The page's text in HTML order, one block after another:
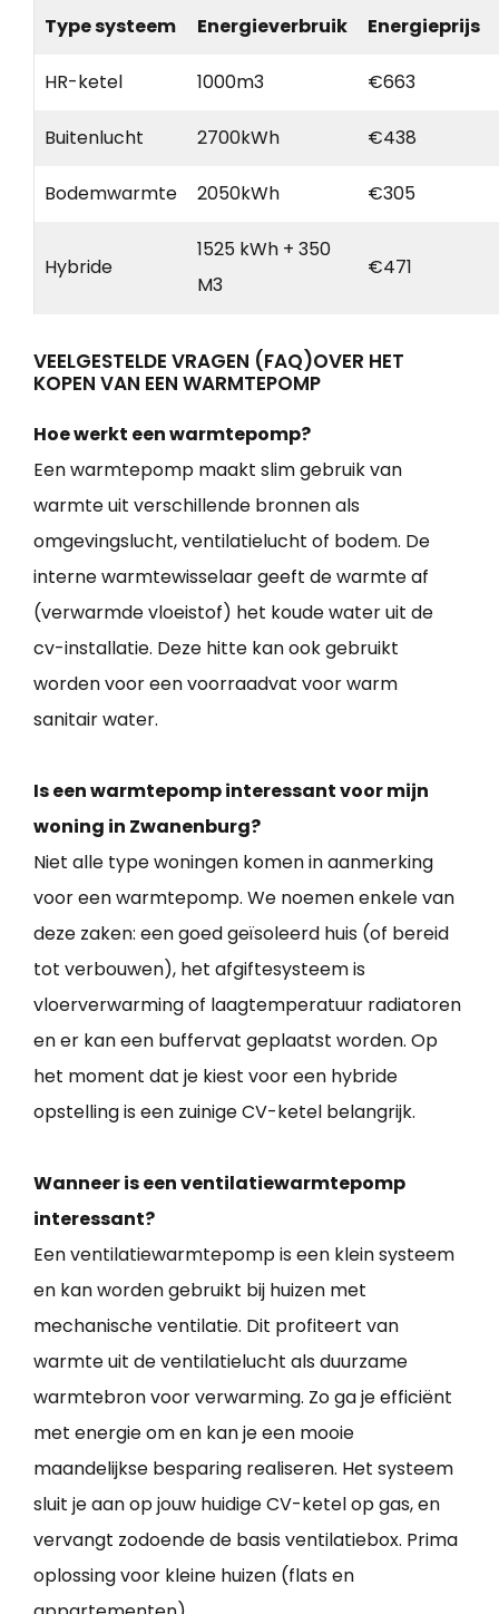
Type systeem Energieverbruik Energieprijs
HR-ketel 1000m3 €663
Buitenlucht 2700kWh €438
Bodemwarmte 2050kWh €305
Hybride
1525 kWh + 350
M3
€471
VEELGESTELDE VRAGEN (FAQ)OVER HET
KOPEN VAN EEN WARMTEPOMP
Hoe werkt een warmtepomp?
Een warmtepomp maakt slim gebruik van
warmte uit verschillende bronnen als
omgevingslucht, ventilatielucht of bodem. De
interne warmtewisselaar geeft de warmte af
(verwarmde vloeistof) het koude water uit de
cv-installatie. Deze hitte kan ook gebruikt
worden voor een voorraadvat voor warm
sanitair water.
Is een warmtepomp interessant voor mijn
woning in Zwanenburg?
Niet alle type woningen komen in aanmerking
voor een warmtepomp. We noemen enkele van
deze zaken: een goed geïsoleerd huis (of bereid
tot verbouwen), het afgiftesysteem is
vloerverwarming of laagtemperatuur radiatoren
en er kan een buffervat geplaatst worden. Op
het moment dat je kiest voor een hybride
opstelling is een zuinige CV-ketel belangrijk.
Wanneer is een ventilatiewarmtepomp
interessant?
Een ventilatiewarmtepomp is een klein systeem
en kan worden gebruikt bij huizen met
mechanische ventilatie. Dit profiteert van
warmte uit de ventilatielucht als duurzame
warmtebron voor verwarming. Zo ga je efficiënt
met energie om en kan je een mooie
maandelijkse besparing realiseren. Het systeem
sluit je aan op jouw huidige CV-ketel op gas, en
vervangt zodoende de basis ventilatiebox. Prima
oplossing voor kleine huizen (flats en